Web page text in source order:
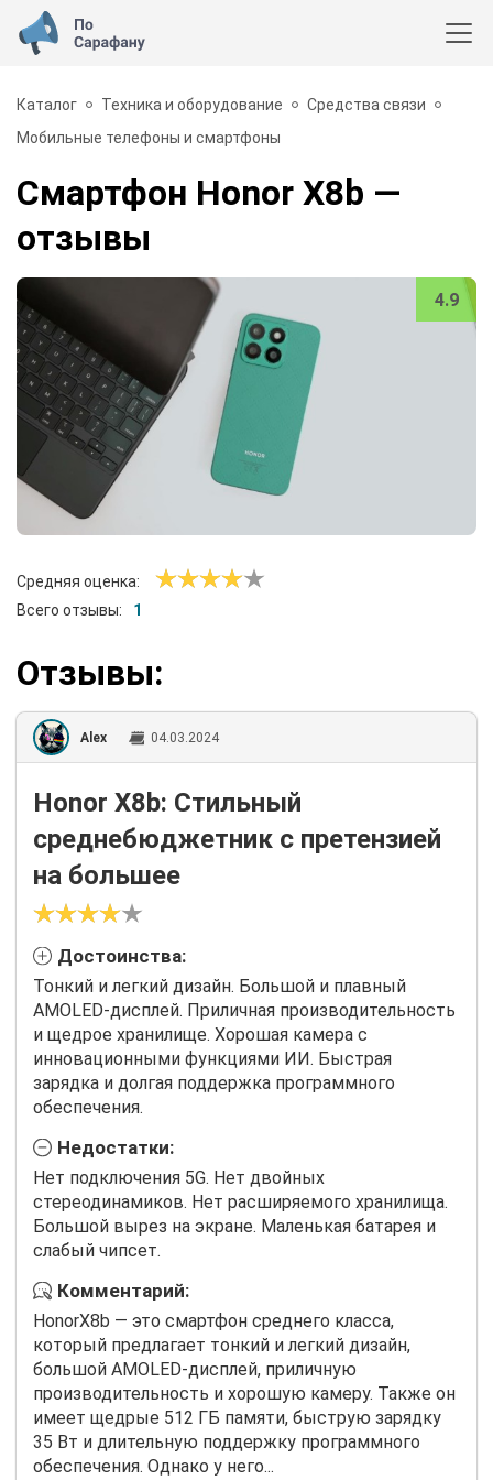
Каталог Техника и оборудование
Средства связи
Мобильные телефоны и смартфоны
Смартфон Honor X8b —
отзывы
4.9
Средняя оценка:
Всего отзывы:
1
Отзывы:
Alex 04.03.2024
Honor X8b: Стильный
среднебюджетник с претензией
на большее
Достоинства:
Тонкий и легкий дизайн. Большой и плавный
AMOLED-дисплей. Приличная производительность
и щедрое хранилище. Хорошая камера с
инновационными функциями ИИ. Быстрая
зарядка и долгая поддержка программного
обеспечения.
Недостатки:
Нет подключения 5G. Нет двойных
стереодинамиков. Нет расширяемого хранилища.
Большой вырез на экране. Маленькая батарея и
слабый чипсет.
Комментарий:
HonorX8b — это смартфон среднего класса,
который предлагает тонкий и легкий дизайн,
большой AMOLED-дисплей, приличную
производительность и хорошую камеру. Также он
имеет щедрые 512 ГБ памяти, быструю зарядку
35 Вт и длительную поддержку программного
обеспечения. Однако у него...